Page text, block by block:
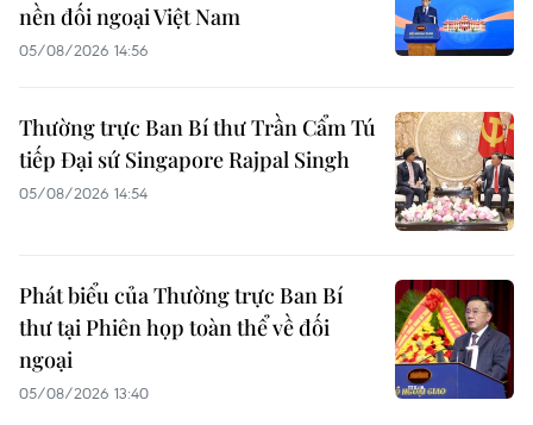
nền đối ngoại Việt Nam
05/08/2026 14:56
Thường trực Ban Bí thư Trần Cẩm Tú
tiếp Đại sứ Singapore Rajpal Singh
05/08/2026 14:54
Phát biểu của Thường trực Ban Bí
thư tại Phiên họp toàn thể về đối
ngoại
05/08/2026 13:40